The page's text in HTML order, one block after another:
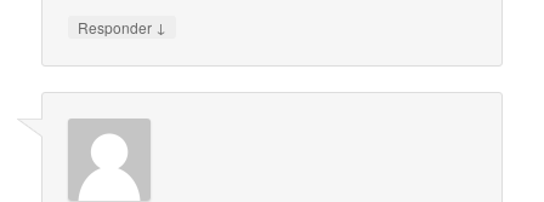
Responder ↓